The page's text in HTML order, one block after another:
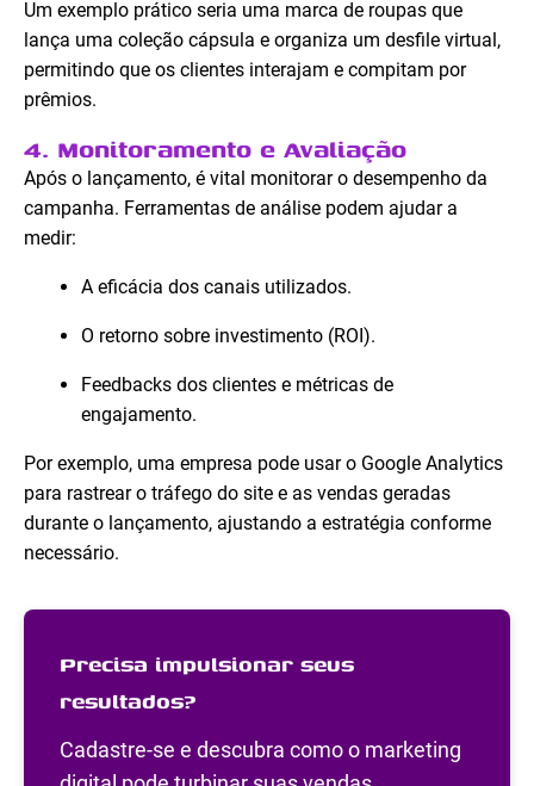
Um exemplo prático seria uma marca de roupas que
lança uma coleção cápsula e organiza um desfile virtual,
permitindo que os clientes interajam e compitam por
prêmios.
4. Monitoramento e Avaliação
Após o lançamento, é vital monitorar o desempenho da
campanha. Ferramentas de análise podem ajudar a
medir:
A eficácia dos canais utilizados.
O retorno sobre investimento (ROI).
Feedbacks dos clientes e métricas de
engajamento.
Por exemplo, uma empresa pode usar o Google Analytics
para rastrear o tráfego do site e as vendas geradas
durante o lançamento, ajustando a estratégia conforme
necessário.
Precisa impulsionar seus
resultados?
Cadastre-se e descubra como o marketing